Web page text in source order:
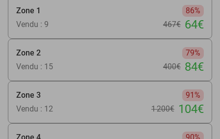
Zone 1
86%
Vendu : 9
467€ 64€
Zone 2
79%
Vendu : 15
400€ 84€
Zone 3
91%
Vendu : 12
1 200€ 104€